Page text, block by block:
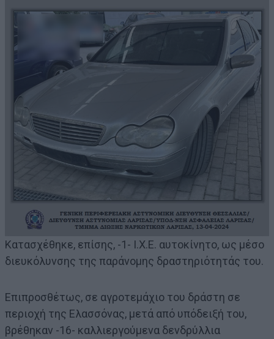
Κατασχέθηκε, επίσης, -1- Ι.Χ.Ε. αυτοκίνητο, ως μέσο
διευκόλυνσης της παράνομης δραστηριότητάς του.
Επιπροσθέτως, σε αγροτεμάχιο του δράστη σε
περιοχή της Ελασσόνας, μετά από υπόδειξή του,
βρέθηκαν -16- καλλιεργούμενα δενδρύλλια